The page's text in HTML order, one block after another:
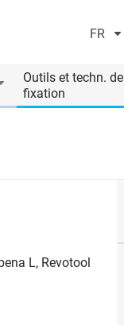
FR
Outils et techn. de
fixation
L, Revotool